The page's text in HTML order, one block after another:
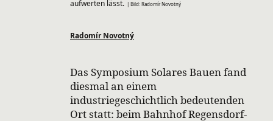
aufwerten lässt. | Bild: Radomír Novotný
Radomír Novotný
Das Symposium Solares Bauen fand
diesmal an einem
industriegeschichtlich bedeutenden
Ort statt: beim Bahnhof Regensdorf-